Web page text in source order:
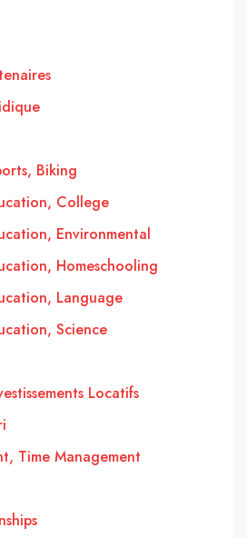
Biking
College
Environmental
Homeschooling
Language
Science
Locatifs
Time Management